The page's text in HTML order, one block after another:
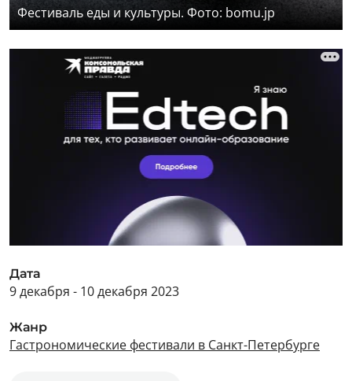
Фестиваль еды и культуры. Фото: bomu.jp
Дата
9 декабря - 10 декабря 2023
Жанр
Гастрономические фестивали в Санкт-Петербурге